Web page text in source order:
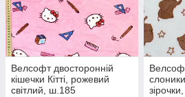
Велсофт двосторонній
кішечки Кітті, рожевий
світлий, ш.185